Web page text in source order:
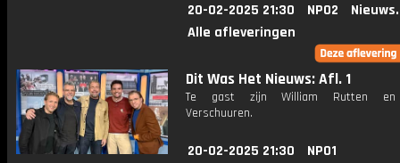
20-02-2025 21:30 NPO2
Alle afleveringen
Dit Was Het Nieuws: Afl. 1
Te gast zijn William Rutten en
Verschuuren.
20-02-2025 21:30
NPO1